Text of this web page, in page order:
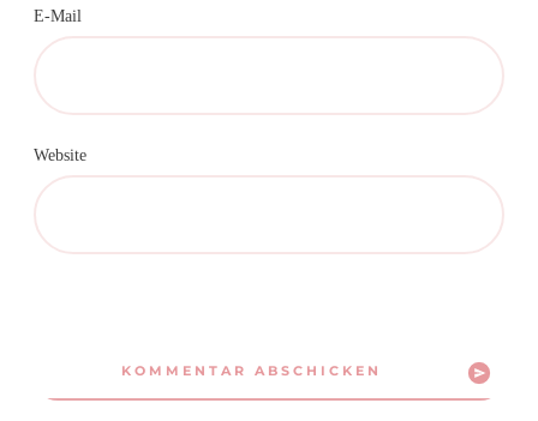
E-Mail
Website
KOMMENTAR ABSCHICKEN